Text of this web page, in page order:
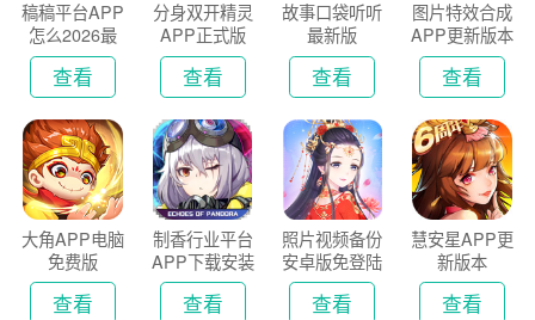
稿稿平台APP
怎么2026最
新版
查看
分身双开精灵
APP正式版
查看
故事口袋听听
最新版
查看
图片特效合成
APP更新版本
2026
查看
大角APP电脑
免费版
查看
制香行业平台
APP下载安装
2026
查看
照片视频备份
安卓版免登陆
版
查看
慧安星APP更
新版本
查看